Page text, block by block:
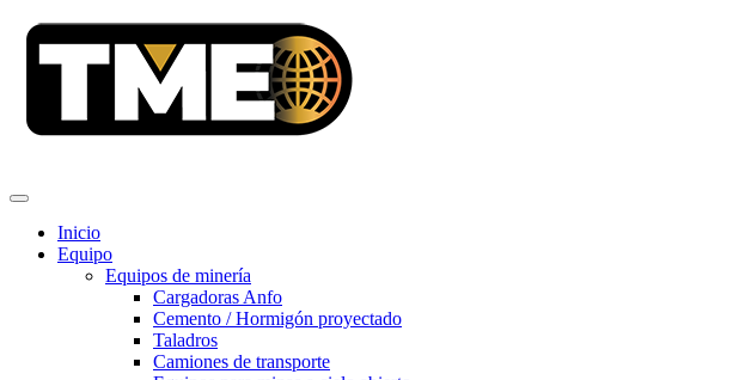
Inicio
Equipo
Equipos de minería
Cargadoras Anfo
Cemento / Hormigón proyectado
Taladros
Camiones de transporte